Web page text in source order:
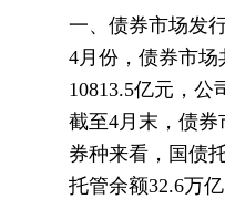
一、债券市场发
4月份，债券市场
10813.5亿元，公
截至4月末，债券
券种来看，国债
托管余额32.6万